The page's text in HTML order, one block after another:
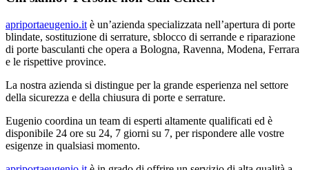
apriportaeugenio.it è un’azienda specializzata nell’apertura di porte
blindate, sostituzione di serrature, sblocco di serrande e riparazione
di porte basculanti che opera a Bologna, Ravenna, Modena, Ferrara
e le rispettive province.
La nostra azienda si distingue per la grande esperienza nel settore
della sicurezza e della chiusura di porte e serrature.
Eugenio coordina un team di esperti altamente qualificati ed è
disponibile 24 ore su 24, 7 giorni su 7, per rispondere alle vostre
esigenze in qualsiasi momento.